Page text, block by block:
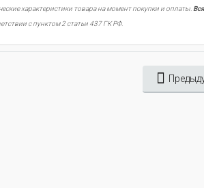
характеристики товара на момент покупки и оплаты.
с пунктом 2 статьи 437 ГК РФ.